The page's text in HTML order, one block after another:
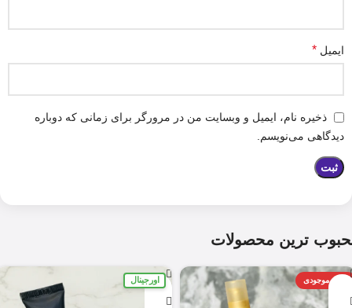
ایمیل *
ذخیره نام، ایمیل و وبسایت من در مرورگر برای زمانی که دوباره
دیدگاهی می‌نویسم.
ترین محصولات
اتمام موجودی اورجینال